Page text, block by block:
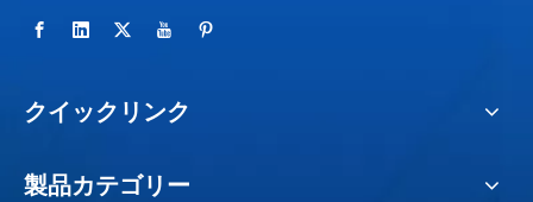
クイックリンク
製品カテゴリー